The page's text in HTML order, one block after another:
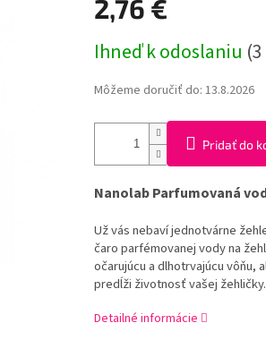
2,76 €
cena:
Ihneď k odoslaniu
Môžeme doručiť do: 13.8.2026
Pridať do
Nanolab Parfumovaná
Už vás nebaví jednotvárne
čaro parfémovanej vody na
očarujúcu a dlhotrvajúcu vôňu,
predĺži životnosť vašej žehličky.
Detailné informácie